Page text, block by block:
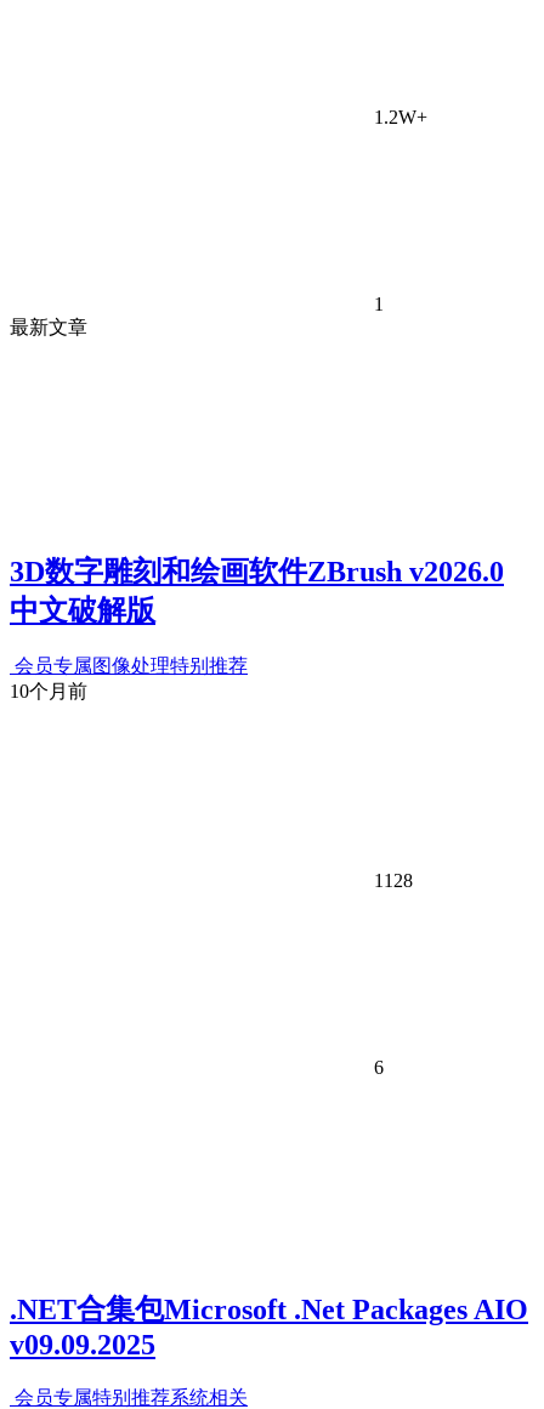
1.2W+
1
最新文章
3D数字雕刻和绘画软件ZBrush v2026.0
中文破解版
会员专属图像处理特别推荐
10个月前
1128
6
.NET合集包Microsoft .Net Packages AIO
v09.09.2025
会员专属特别推荐系统相关